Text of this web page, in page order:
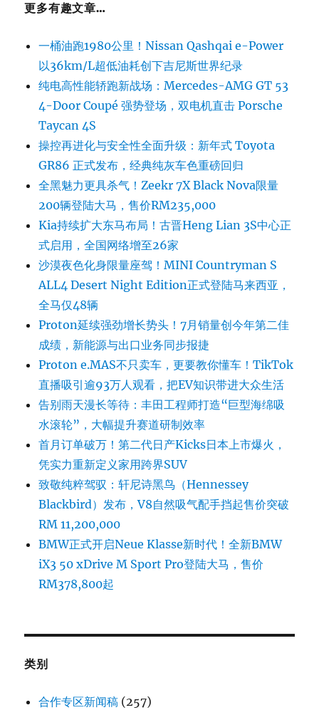
更多有趣文章…
一桶油跑1980公里！Nissan Qashqai e-Power
以36km/L超低油耗创下吉尼斯世界纪录
纯电高性能轿跑新战场：Mercedes-AMG GT 53
4-Door Coupé 强势登场，双电机直击 Porsche
Taycan 4S
操控再进化与安全性全面升级：新年式 Toyota
GR86 正式发布，经典纯灰车色重磅回归
全黑魅力更具杀气！Zeekr 7X Black Nova限量
200辆登陆大马，售价RM235,000
Kia持续扩大东马布局！古晋Heng Lian 3S中心正
式启用，全国网络增至26家
沙漠夜色化身限量座驾！MINI Countryman S
ALL4 Desert Night Edition正式登陆马来西亚，
全马仅48辆
Proton延续强劲增长势头！7月销量创今年第二佳
成绩，新能源与出口业务同步报捷
Proton e.MAS不只卖车，更要教你懂车！TikTok
直播吸引逾93万人观看，把EV知识带进大众生活
告别雨天漫长等待：丰田工程师打造“巨型海绵吸
水滚轮”，大幅提升赛道研制效率
首月订单破万！第二代日产Kicks日本上市爆火，
凭实力重新定义家用跨界SUV
致敬纯粹驾驭：轩尼诗黑鸟（Hennessey
Blackbird）发布，V8自然吸气配手挡起售价突破
RM 11,200,000
BMW正式开启Neue Klasse新时代！全新BMW
iX3 50 xDrive M Sport Pro登陆大马，售价
RM378,800起
类别
合作专区新闻稿 (257)